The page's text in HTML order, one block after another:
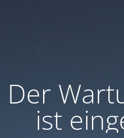
Der
ist